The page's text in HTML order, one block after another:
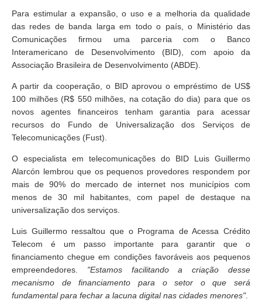
Para estimular a expansão, o uso e a melhoria da qualidade
das redes de banda larga em todo o país, o Ministério das
Comunicações firmou uma parceria com o Banco
Interamericano de Desenvolvimento (BID), com apoio da
Associação Brasileira de Desenvolvimento (ABDE).
A partir da cooperação, o BID aprovou o empréstimo de US$
100 milhões (R$ 550 milhões, na cotação do dia) para que os
novos agentes financeiros tenham garantia para acessar
recursos do Fundo de Universalização dos Serviços de
Telecomunicações (Fust).
O especialista em telecomunicações do BID Luis Guillermo
Alarcón lembrou que os pequenos provedores respondem por
mais de 90% do mercado de internet nos municípios com
menos de 30 mil habitantes, com papel de destaque na
universalização dos serviços.
Luis Guillermo ressaltou que o Programa de Acessa Crédito
Telecom é um passo importante para garantir que o
financiamento chegue em condições favoráveis aos pequenos
empreendedores. "Estamos facilitando a criação desse
mecanismo de financiamento para o setor o que será
fundamental para fechar a lacuna digital nas cidades menores".